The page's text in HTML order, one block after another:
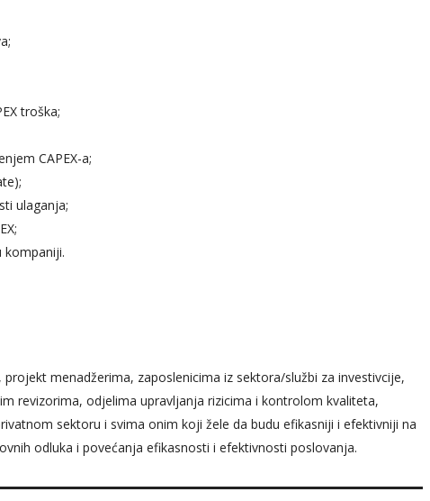
troška;
CAPEX-a;
ulaganja;
kompaniji.
menadžerima, zaposlenicima iz sektora/službi za investivcije,
revizorima, odjelima upravljanja rizicima i kontrolom kvaliteta,
sektoru i svima onim koji žele da budu efikasniji i efektivniji na
odluka i povećanja efikasnosti i efektivnosti poslovanja.